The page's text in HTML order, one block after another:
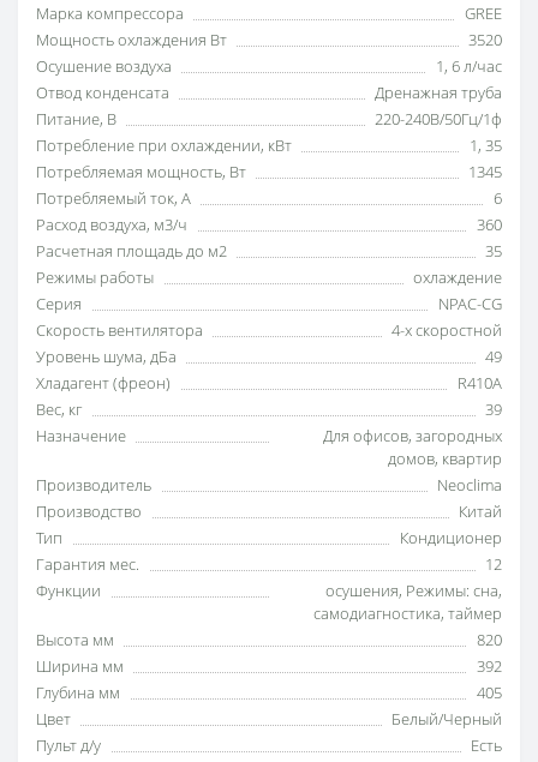
Марка компрессора
GREE
Мощность охлаждения Вт
3520
Осушение воздуха
1, 6 л/час
Отвод конденсата
Дренажная труба
Питание, В
220-240В/50Гц/1ф
Потребление при охлаждении, кВт
1, 35
Потребляемая мощность, Вт
1345
Потребляемый ток, А
6
Расход воздуха, м3/ч
360
Расчетная площадь до м2
35
Режимы работы
охлаждение
Серия
NPAC-CG
Скорость вентилятора
4-х скоростной
Уровень шума, дБа
49
Хладагент (фреон)
R410A
Вес, кг
39
Назначение
Для офисов, загородных
домов, квартир
Производитель
Neoclima
Производство
Китай
Тип
Кондиционер
Гарантия мес.
12
Функции
осушения, Режимы: сна,
самодиагностика, таймер
Высота мм
820
Ширина мм
392
Глубина мм
405
Цвет
Белый/Черный
Пульт д/у
Есть